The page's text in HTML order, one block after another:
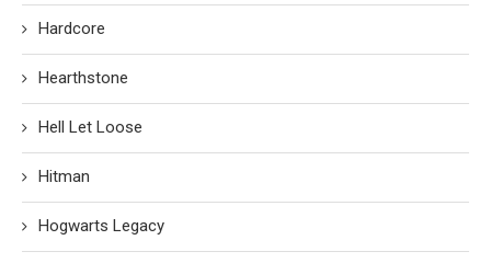
Hardcore
Hearthstone
Hell Let Loose
Hitman
Hogwarts Legacy